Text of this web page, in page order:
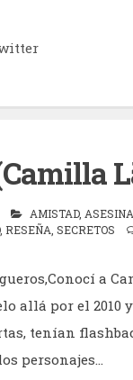
AMISTAD,
, RESEÑA SECRETOS
a
allá por el 2010
tenían
personajes...